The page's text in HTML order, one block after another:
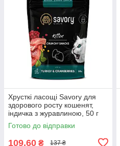
Хрусткі ласощі Savory для
здорового росту кошенят,
індичка з журавлиною, 50 г
Готово до відправки
109,60 ₴ 137 ₴